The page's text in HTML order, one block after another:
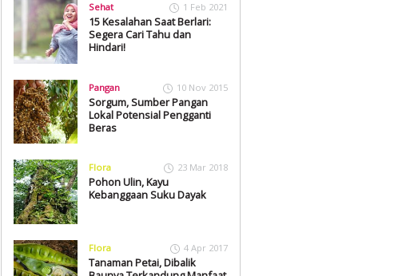
Sehat 1 Feb 2021
15 Kesalahan Saat Berlari:
Segera Cari Tahu dan
Hindari!
Pangan 10 Nov 2015
Sorgum, Sumber Pangan
Lokal Potensial Pengganti
Beras
Flora 23 Mar 2018
Pohon Ulin, Kayu
Kebanggaan Suku Dayak
Flora 4 Apr 2017
Tanaman Petai, Dibalik